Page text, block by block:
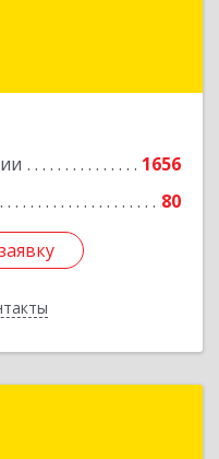
1656
80
край, Краснодар г,